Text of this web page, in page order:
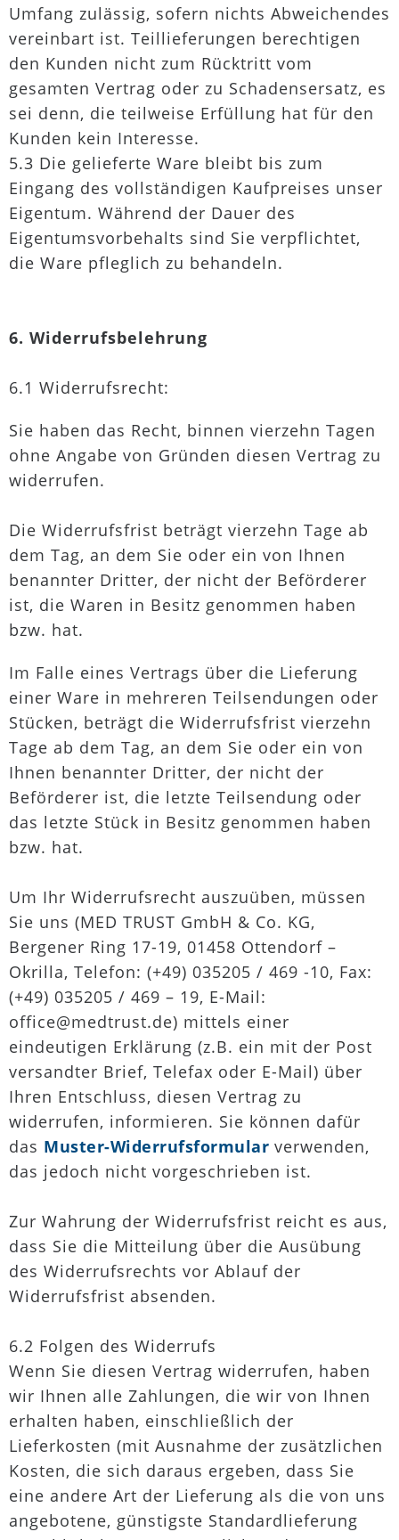
Umfang zulässig, sofern nichts Abweichendes
vereinbart ist. Teillieferungen berechtigen
den Kunden nicht zum Rücktritt vom
gesamten Vertrag oder zu Schadensersatz, es
sei denn, die teilweise Erfüllung hat für den
Kunden kein Interesse.
5.3 Die gelieferte Ware bleibt bis zum
Eingang des vollständigen Kaufpreises unser
Eigentum. Während der Dauer des
Eigentumsvorbehalts sind Sie verpflichtet,
die Ware pfleglich zu behandeln.
6. Widerrufsbelehrung
6.1 Widerrufsrecht:
Sie haben das Recht, binnen vierzehn Tagen
ohne Angabe von Gründen diesen Vertrag zu
widerrufen.
Die Widerrufsfrist beträgt vierzehn Tage ab
dem Tag, an dem Sie oder ein von Ihnen
benannter Dritter, der nicht der Beförderer
ist, die Waren in Besitz genommen haben
bzw. hat.
Im Falle eines Vertrags über die Lieferung
einer Ware in mehreren Teilsendungen oder
Stücken, beträgt die Widerrufsfrist vierzehn
Tage ab dem Tag, an dem Sie oder ein von
Ihnen benannter Dritter, der nicht der
Beförderer ist, die letzte Teilsendung oder
das letzte Stück in Besitz genommen haben
bzw. hat.
Um Ihr Widerrufsrecht auszuüben, müssen
Sie uns (MED TRUST GmbH & Co. KG,
Bergener Ring 17-19, 01458 Ottendorf –
Okrilla, Telefon: (+49) 035205 / 469 -10, Fax:
(+49) 035205 / 469 – 19, E-Mail:
office@medtrust.de) mittels einer
eindeutigen Erklärung (z.B. ein mit der Post
versandter Brief, Telefax oder E-Mail) über
Ihren Entschluss, diesen Vertrag zu
widerrufen, informieren. Sie können dafür
das Muster-Widerrufsformular verwenden,
das jedoch nicht vorgeschrieben ist.
Zur Wahrung der Widerrufsfrist reicht es aus,
dass Sie die Mitteilung über die Ausübung
des Widerrufsrechts vor Ablauf der
Widerrufsfrist absenden.
6.2 Folgen des Widerrufs
Wenn Sie diesen Vertrag widerrufen, haben
wir Ihnen alle Zahlungen, die wir von Ihnen
erhalten haben, einschließlich der
Lieferkosten (mit Ausnahme der zusätzlichen
Kosten, die sich daraus ergeben, dass Sie
eine andere Art der Lieferung als die von uns
angebotene, günstigste Standardlieferung